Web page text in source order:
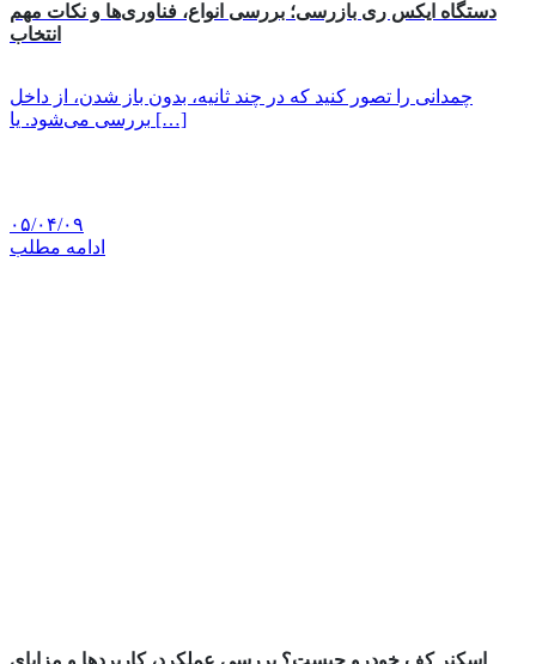
دستگاه ایکس ری بازرسی؛ بررسی انواع، فناوری‌ها و نکات مهم
انتخاب
چمدانی را تصور کنید که در چند ثانیه، بدون باز شدن، از داخل
بررسی می‌شود. یا […]
۰۵/۰۴/۰۹
ادامه مطلب
اسکنر کف خودرو چیست؟ بررسی عملکرد، کاربردها و مزایای